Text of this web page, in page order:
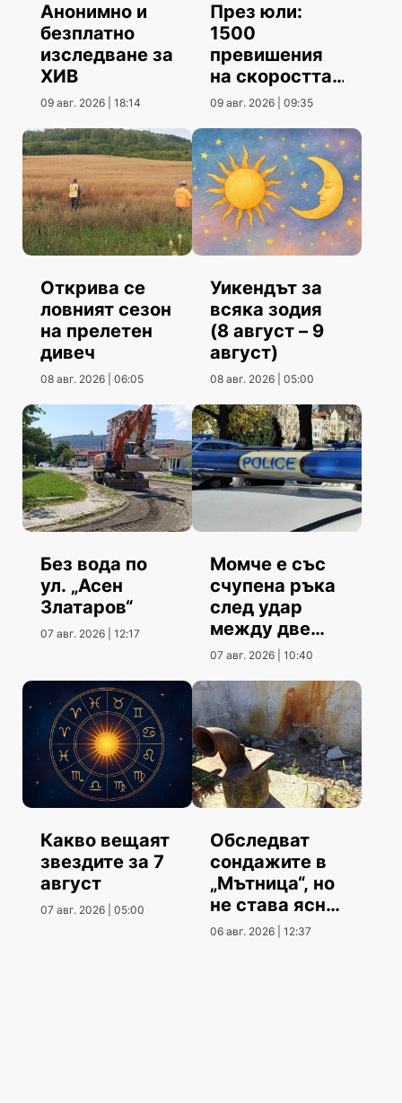
Анонимно и
безплатно
изследване за
ХИВ
09 авг. 2026 | 18:14
През юли:
1500
превишения
на скоростта
повече от юни
09 авг. 2026 | 09:35
Открива се
ловният сезон
на прелетен
дивеч
08 авг. 2026 | 06:05
Уикендът за
всяка зодия
(8 август – 9
август)
08 авг. 2026 | 05:00
Без вода по
ул. „Асен
Златаров“
07 авг. 2026 | 12:17
Момче е със
счупена ръка
след удар
между две
коли
07 авг. 2026 | 10:40
Какво вещаят
звездите за 7
август
07 авг. 2026 | 05:00
Обследват
сондажите в
„Мътница“, но
не става ясно
кога
06 авг. 2026 | 12:37